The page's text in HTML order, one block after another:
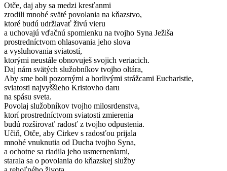
Otče, daj aby sa medzi kresťanmi
zrodili mnohé sväté povolania na kňazstvo,
ktoré budú udržiavať živú vieru
a uchovajú vďačnú spomienku na tvojho Syna Ježiša
prostredníctvom ohlasovania jeho slova
a vysluhovania sviatostí,
ktorými neustále obnovuješ svojich veriacich.
Daj nám svätých služobníkov tvojho oltára,
Aby sme boli pozornými a horlivými strážcami Eucharistie,
sviatosti najvyššieho Kristovho daru
na spásu sveta.
Povolaj služobníkov tvojho milosrdenstva,
ktorí prostredníctvom sviatosti zmierenia
budú rozširovať radosť z tvojho odpustenia.
Učiň, Otče, aby Cirkev s radosťou prijala
mnohé vnuknutia od Ducha tvojho Syna,
a ochotne sa riadila jeho usmerneniami,
starala sa o povolania do kňazskej služby